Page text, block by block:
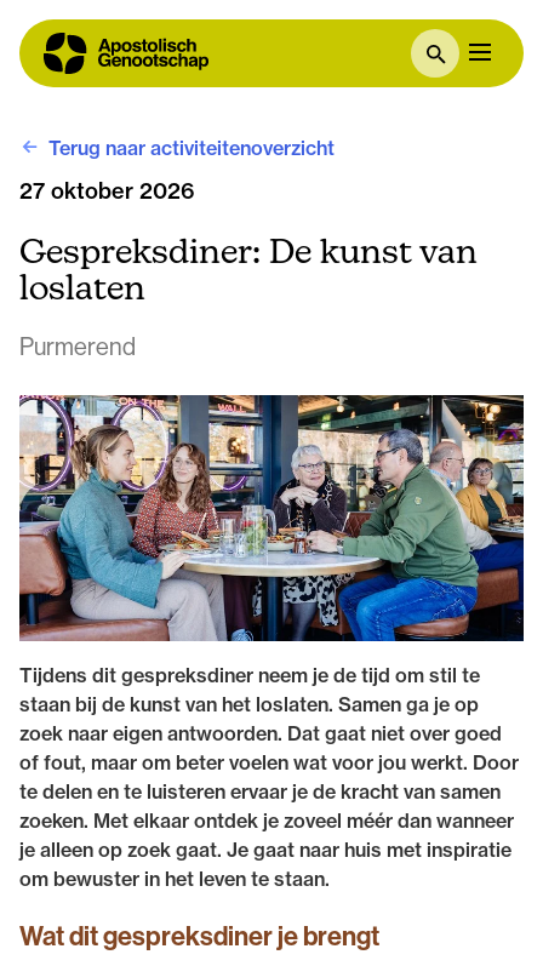
Terug naar activiteitenoverzicht
27 oktober 2026
Gespreksdiner: De kunst van
loslaten
Purmerend
Tijdens dit gespreksdiner neem je de tijd om stil te
staan bij de kunst van het loslaten. Samen ga je op
zoek naar eigen antwoorden. Dat gaat niet over goed
of fout, maar om beter voelen wat voor jou werkt. Door
te delen en te luisteren ervaar je de kracht van samen
zoeken. Met elkaar ontdek je zoveel méér dan wanneer
je alleen op zoek gaat. Je gaat naar huis met inspiratie
om bewuster in het leven te staan.
Wat dit gespreksdiner je brengt